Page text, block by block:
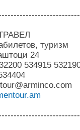
туризм
24
534915